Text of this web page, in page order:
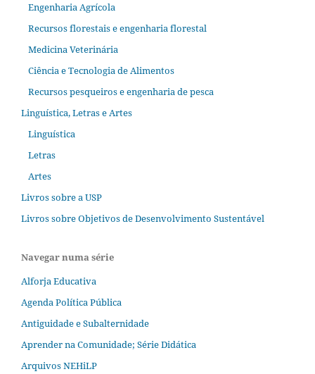
Engenharia Agrícola
Recursos florestais e engenharia florestal
Medicina Veterinária
Ciência e Tecnologia de Alimentos
Recursos pesqueiros e engenharia de pesca
Linguística, Letras e Artes
Linguística
Letras
Artes
Livros sobre a USP
Livros sobre Objetivos de Desenvolvimento Sustentável
Navegar numa série
Alforja Educativa
Agenda Política Pública
Antiguidade e Subalternidade
Aprender na Comunidade; Série Didática
Arquivos NEHiLP